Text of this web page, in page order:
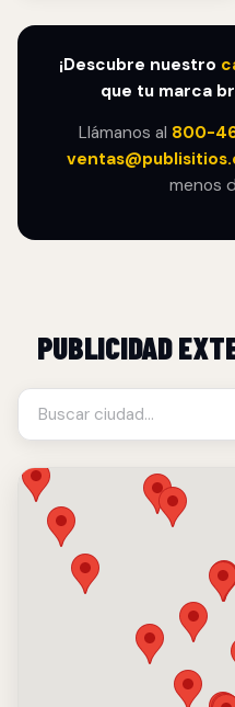
¡Descubre nuestro
que tu marca
Llámanos al 800-
menos
PUBLICIDAD